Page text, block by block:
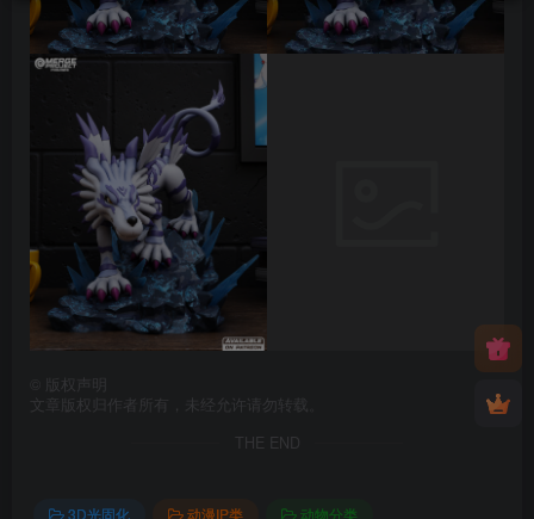
版权声明
文章版权归作者所有，未经允许请勿转载。
THE END
3D光固化 动漫IP类 动物分类